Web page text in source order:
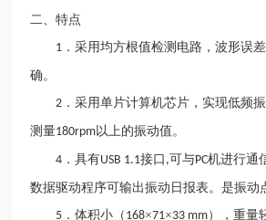
二、特点
1 ．采用均方根值检测电路，波形误
确。
2 ．采用单片计算机芯片，实现低频
测量180rpm以上的振动值。
4 ．具有USB 1.1接口 ,可与PC机进行通
数据驱动程序可输出振动日报表。是振动
5 ．体积小（ 168×71×33 mm），重量